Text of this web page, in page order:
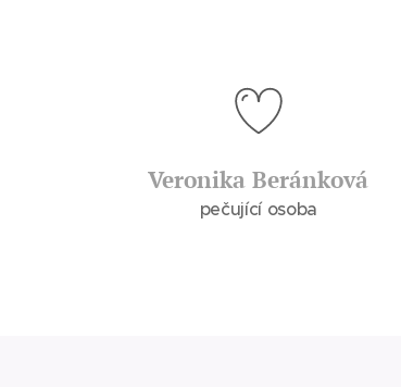
Veronika Beránková
pečující osoba